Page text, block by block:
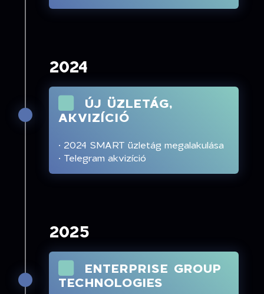
2024
ÚJ ÜZLETÁG,
AKVIZÍCIÓ
· 2024 SMART üzletág megalakulása
· Telegram akvizíció
2025
ENTERPRISE GROUP
TECHNOLOGIES